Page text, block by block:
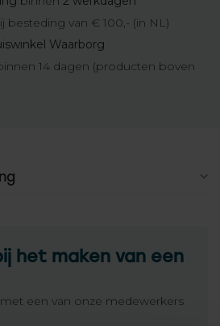
besteding van € 100,- (in NL)
Waarborg
14 dagen (producten boven
het maken van een
een van onze medewerkers